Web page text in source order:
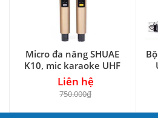
Micro đa năng SHUAE
K10, mic karaoke UHF
Liên hệ
750.000₫